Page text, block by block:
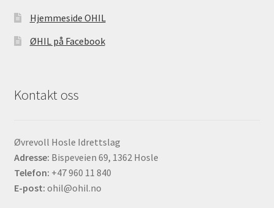
Hjemmeside OHIL
ØHIL på Facebook
Kontakt oss
Øvrevoll Hosle Idrettslag
Adresse: Bispeveien 69, 1362 Hosle
Telefon: +47 960 11 840
E-post: ohil@ohil.no